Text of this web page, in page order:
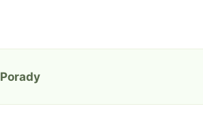
Porady